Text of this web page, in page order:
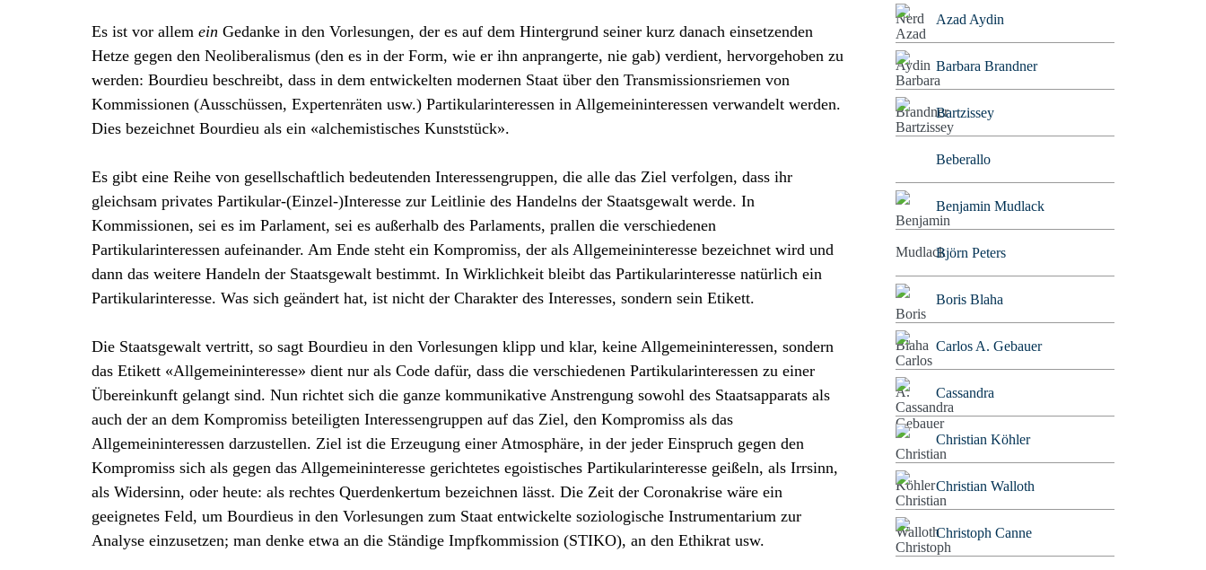
Es ist vor allem ein Gedanke in den Vorlesungen, der es auf dem Hintergrund seiner kurz danach einsetzenden
Hetze gegen den Neoliberalismus (den es in der Form, wie er ihn anprangerte, nie gab) verdient, hervorgehoben zu
werden: Bourdieu beschreibt, dass in dem entwickelten modernen Staat über den Transmissionsriemen von
Kommissionen (Ausschüssen, Expertenräten usw.) Partikularinteressen in Allgemeininteressen verwandelt werden.
Dies bezeichnet Bourdieu als ein «alchemistisches Kunststück».
Es gibt eine Reihe von gesellschaftlich bedeutenden Interessengruppen, die alle das Ziel verfolgen, dass ihr
gleichsam privates Partikular-(Einzel-)Interesse zur Leitlinie des Handelns der Staatsgewalt werde. In
Kommissionen, sei es im Parlament, sei es außerhalb des Parlaments, prallen die verschiedenen
Partikularinteressen aufeinander. Am Ende steht ein Kompromiss, der als Allgemeininteresse bezeichnet wird und
dann das weitere Handeln der Staatsgewalt bestimmt. In Wirklichkeit bleibt das Partikularinteresse natürlich ein
Partikularinteresse. Was sich geändert hat, ist nicht der Charakter des Interesses, sondern sein Etikett.
Die Staatsgewalt vertritt, so sagt Bourdieu in den Vorlesungen klipp und klar, keine Allgemeininteressen, sondern
das Etikett «Allgemeininteresse» dient nur als Code dafür, dass die verschiedenen Partikularinteressen zu einer
Übereinkunft gelangt sind. Nun richtet sich die ganze kommunikative Anstrengung sowohl des Staatsapparats als
auch der an dem Kompromiss beteiligten Interessengruppen auf das Ziel, den Kompromiss als das
Allgemeininteressen darzustellen. Ziel ist die Erzeugung einer Atmosphäre, in der jeder Einspruch gegen den
Kompromiss sich als gegen das Allgemeininteresse gerichtetes egoistisches Partikularinteresse geißeln, als Irrsinn,
als Widersinn, oder heute: als rechtes Querdenkertum bezeichnen lässt. Die Zeit der Coronakrise wäre ein
geeignetes Feld, um Bourdieus in den Vorlesungen zum Staat entwickelte soziologische Instrumentarium zur
Analyse einzusetzen; man denke etwa an die Ständige Impfkommission (STIKO), an den Ethikrat usw.
Azad Aydin
Barbara Brandner
Bartzissey
Beberallo
Benjamin Mudlack
Björn Peters
Boris Blaha
Carlos A. Gebauer
Cassandra
Christian Köhler
Christian Walloth
Christoph Canne